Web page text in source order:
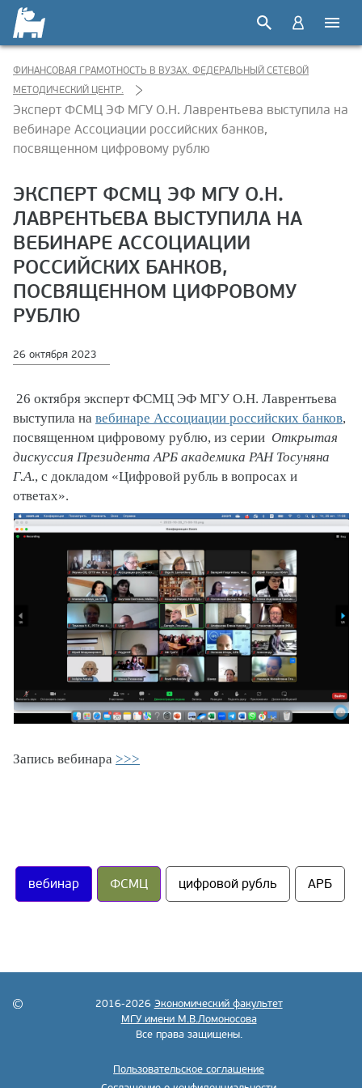
ФИНАНСОВАЯ ГРАМОТНОСТЬ В ВУЗАХ. ФЕДЕРАЛЬНЫЙ СЕТЕВОЙ
МЕТОДИЧЕСКИЙ ЦЕНТР.
Эксперт ФСМЦ ЭФ МГУ О.Н. Лаврентьева выступила на
вебинаре Ассоциации российских банков,
посвященном цифровому рублю
ЭКСПЕРТ ФСМЦ ЭФ МГУ О.Н.
ЛАВРЕНТЬЕВА ВЫСТУПИЛА НА
ВЕБИНАРЕ АССОЦИАЦИИ
РОССИЙСКИХ БАНКОВ,
ПОСВЯЩЕННОМ ЦИФРОВОМУ
РУБЛЮ
26 октября 2023
26 октября эксперт ФСМЦ ЭФ МГУ О.Н. Лаврентьева
выступила на вебинаре Ассоциации российских банков,
посвященном цифровому рублю, из серии Открытая
дискуссия Президента АРБ академика РАН Тосуняна
Г.А., с докладом «Цифровой рубль в вопросах и
ответах».
Запись вебинара >>>
вебинар ФСМЦ цифровой рубль АРБ
2016-2026 Экономический факультет
МГУ имени М.В.Ломоносова
Все права защищены.
Пользовательское соглашение